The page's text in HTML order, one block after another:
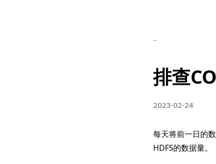
..
排查
2023-02-24
每天将前一日的
HDFS的数据量。